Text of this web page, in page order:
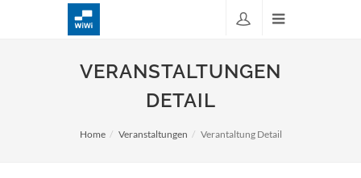
VERANSTALTUNGEN
DETAIL
Home Veranstaltungen Verantaltung Detail